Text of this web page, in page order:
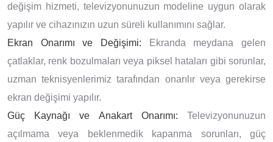
değişim hizmeti, televizyonunuzun modeline uygun olarak
yapılır ve cihazınızın uzun süreli kullanımını sağlar.
Ekran Onarımı ve Değişimi: Ekranda meydana gelen
çatlaklar, renk bozulmaları veya piksel hataları gibi sorunlar,
uzman teknisyenlerimiz tarafından onarılır veya gerekirse
ekran değişimi yapılır.
Güç Kaynağı ve Anakart Onarımı: Televizyonunuzun
açılmama veya beklenmedik kapanma sorunları, güç